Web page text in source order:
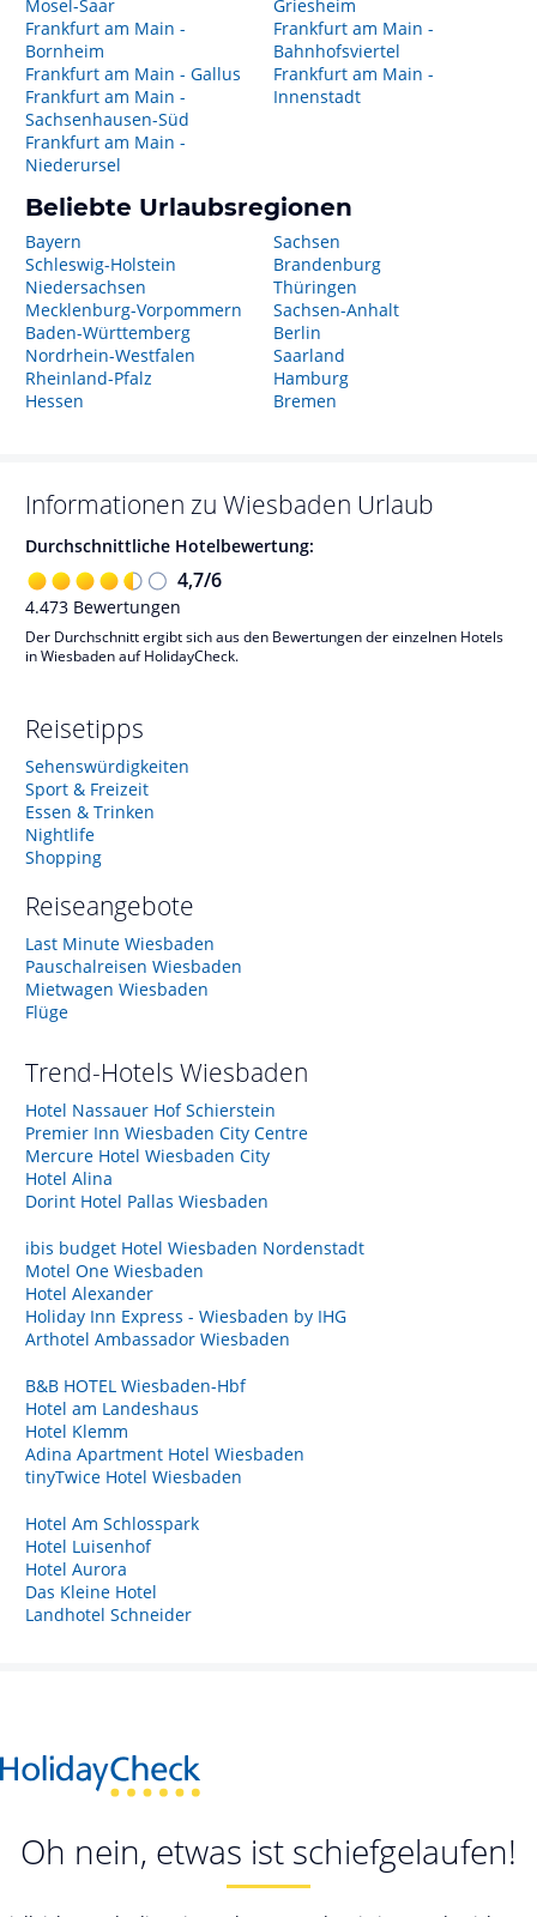
Mosel-Saar
Frankfurt am Main -
Bornheim
Frankfurt am Main - Gallus
Frankfurt am Main -
Sachsenhausen-Süd
Frankfurt am Main -
Niederursel
Griesheim
Frankfurt am Main -
Bahnhofsviertel
Frankfurt am Main -
Innenstadt
Beliebte Urlaubsregionen
Bayern
Schleswig-Holstein
Niedersachsen
Mecklenburg-Vorpommern
Baden-Württemberg
Nordrhein-Westfalen
Rheinland-Pfalz
Hessen
Sachsen
Brandenburg
Thüringen
Sachsen-Anhalt
Berlin
Saarland
Hamburg
Bremen
Informationen zu Wiesbaden Urlaub
Durchschnittliche Hotelbewertung:
4,7/6
4.473 Bewertungen
Der Durchschnitt ergibt sich aus den Bewertungen der einzelnen Hotels
in Wiesbaden auf HolidayCheck.
Reisetipps
Sehenswürdigkeiten
Sport & Freizeit
Essen & Trinken
Nightlife
Shopping
Reiseangebote
Last Minute Wiesbaden
Pauschalreisen Wiesbaden
Mietwagen Wiesbaden
Flüge
Trend-Hotels Wiesbaden
Hotel Nassauer Hof Schierstein
Premier Inn Wiesbaden City Centre
Mercure Hotel Wiesbaden City
Hotel Alina
Dorint Hotel Pallas Wiesbaden
ibis budget Hotel Wiesbaden Nordenstadt
Motel One Wiesbaden
Hotel Alexander
Holiday Inn Express - Wiesbaden by IHG
Arthotel Ambassador Wiesbaden
B&B HOTEL Wiesbaden-Hbf
Hotel am Landeshaus
Hotel Klemm
Adina Apartment Hotel Wiesbaden
tinyTwice Hotel Wiesbaden
Hotel Am Schlosspark
Hotel Luisenhof
Hotel Aurora
Das Kleine Hotel
Landhotel Schneider
Oh nein, etwas ist schiefgelaufen!